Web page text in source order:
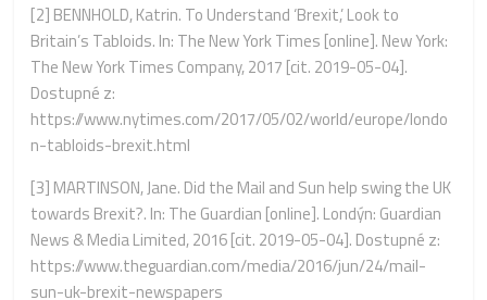
[2] BENNHOLD, Katrin. To Understand ‘Brexit,’ Look to
Britain’s Tabloids. In: The New York Times [online]. New York:
The New York Times Company, 2017 [cit. 2019-05-04].
Dostupné z:
https://www.nytimes.com/2017/05/02/world/europe/londo
n-tabloids-brexit.html
[3] MARTINSON, Jane. Did the Mail and Sun help swing the UK
towards Brexit?. In: The Guardian [online]. Londýn: Guardian
News & Media Limited, 2016 [cit. 2019-05-04]. Dostupné z:
https://www.theguardian.com/media/2016/jun/24/mail-
sun-uk-brexit-newspapers